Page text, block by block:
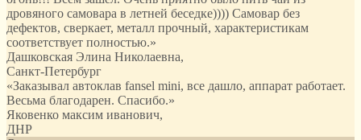
дровяного самовара в летней беседке)))) Самовар без
дефектов, сверкает, металл прочный, характеристикам
соответствует полностью.»
Дашковская Элина Николаевна,
Санкт-Петербург
«Заказывал автоклав fansel mini, все дашло, аппарат работает.
Весьма благодарен. Спасибо.»
Яковенко максим иванович,
ДНР